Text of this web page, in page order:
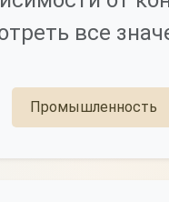
все
Промышленность